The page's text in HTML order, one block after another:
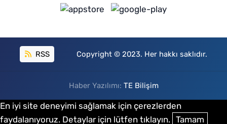
RSS Copyright © 2023. Her hakkı saklıdır.
Haber Yazılımı: TE Bilişim
En iyi site deneyimi sağlamak için çerezlerden
faydalanıyoruz. Detaylar için lütfen tıklayın. Tamam